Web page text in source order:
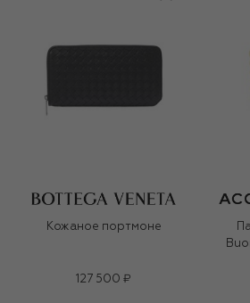
Кожаное портмоне
127 500 ₽